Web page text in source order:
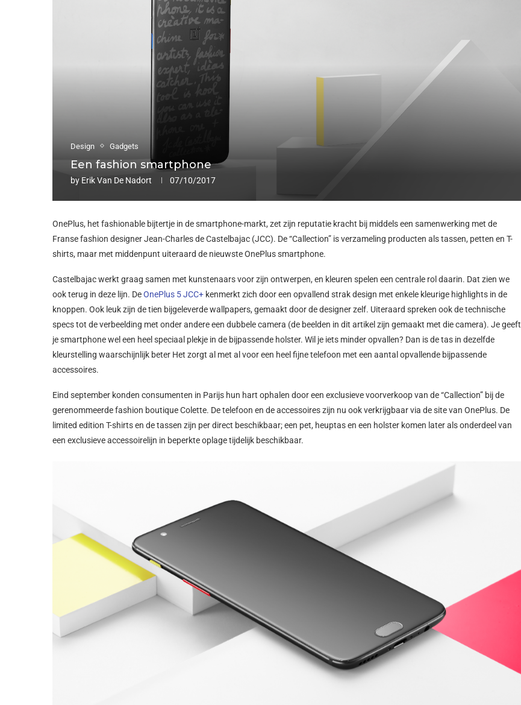
Design Gadgets
Een fashion smartphone
by Erik Van De Nadort 07/10/2017
OnePlus, het fashionable bijtertje in de smartphone-markt, zet zijn reputatie kracht bij middels een samenwerking met de
Franse fashion designer Jean-Charles de Castelbajac (JCC). De “Callection” is verzameling producten als tassen, petten en T-
shirts, maar met middenpunt uiteraard de nieuwste OnePlus smartphone.
Castelbajac werkt graag samen met kunstenaars voor zijn ontwerpen, en kleuren spelen een centrale rol daarin. Dat zien we
ook terug in deze lijn. DeOnePlus 5 JCC+ kenmerkt zich door een opvallend strak design met enkele kleurige highlights in de
knoppen. Ook leuk zijn de tien bijgeleverde wallpapers, gemaakt door de designer zelf. Uiteraard spreken ook de technische
specs tot de verbeelding met onder andere een dubbele camera (de beelden in dit artikel zijn gemaakt met die camera). Je geeft
je smartphone wel een heel speciaal plekje in de bijpassende holster. Wil je iets minder opvallen? Dan is de tas in dezelfde
kleurstelling waarschijnlijk beter Het zorgt al met al voor een heel fijne telefoon met een aantal opvallende bijpassende
accessoires.
Eind september konden consumenten in Parijs hun hart ophalen door een exclusieve voorverkoop van de “Callection” bij de
gerenommeerde fashion boutique Colette. De telefoon en de accessoires zijn nu ook verkrijgbaar via de site van OnePlus. De
limited edition T-shirts en de tassen zijn per direct beschikbaar; een pet, heuptas en een holster komen later als onderdeel van
een exclusieve accessoirelijn in beperkte oplage tijdelijk beschikbaar.